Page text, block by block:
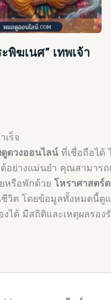
พิฆเนศ” เทพเจ้า
ร็จ
ดูดวงออนไลน์ ที่เชื่อถือได้
อย่างแม่นยำ คุณสามา
หรือพักด้วย โหราศาสตร์
วิต โดยข้อมูลทั้งหมดนี้ดู
ด้ มีสถิติและเหตุผลรอ